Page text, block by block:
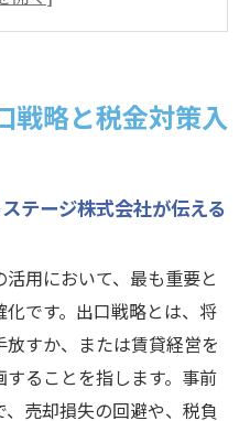
金対策と出口戦略の実
押さえる税制優遇と注
3000万円控除の落とし
クストステージ株式会
控除の注意点
万円控除の適用範囲を
戦略と税金対策入
テージ株式会社が伝える
用において、最も重要と
です。出口戦略とは、将
すか、または賃貸経営を
ることを指します。事前
売却損失の回避や、税負